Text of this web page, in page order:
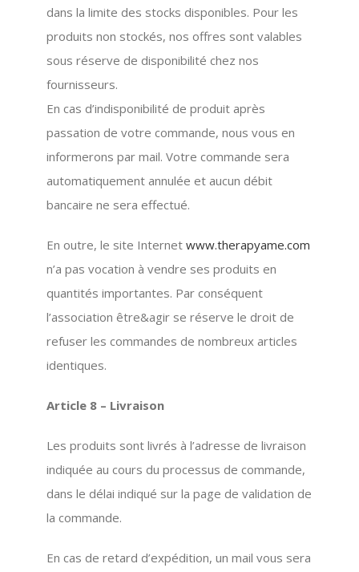
dans la limite des stocks disponibles. Pour les
produits non stockés, nos offres sont valables
sous réserve de disponibilité chez nos
fournisseurs.
En cas d’indisponibilité de produit après
passation de votre commande, nous vous en
informerons par mail. Votre commande sera
automatiquement annulée et aucun débit
bancaire ne sera effectué.
En outre, le site Internetwww.therapyame.com
n’a pas vocation à vendre ses produits en
quantités importantes. Par conséquent
l’association être&agir se réserve le droit de
refuser les commandes de nombreux articles
identiques.
Article 8 – Livraison
Les produits sont livrés à l’adresse de livraison
indiquée au cours du processus de commande,
dans le délai indiqué sur la page de validation de
la commande.
En cas de retard d’expédition, un mail vous sera